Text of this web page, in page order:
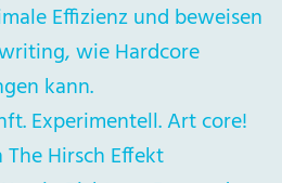
Effizienz und beweisen
wie Hardcore
kann.
Experimentell. Art core!
Hirsch Effekt